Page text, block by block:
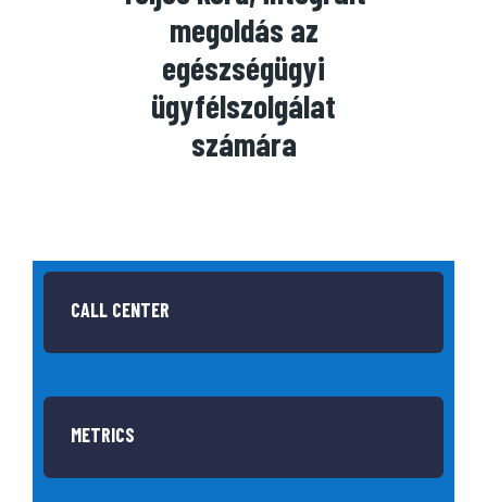
megoldás az
egészségügyi
ügyfélszolgálat
számára
CALL CENTER
METRICS